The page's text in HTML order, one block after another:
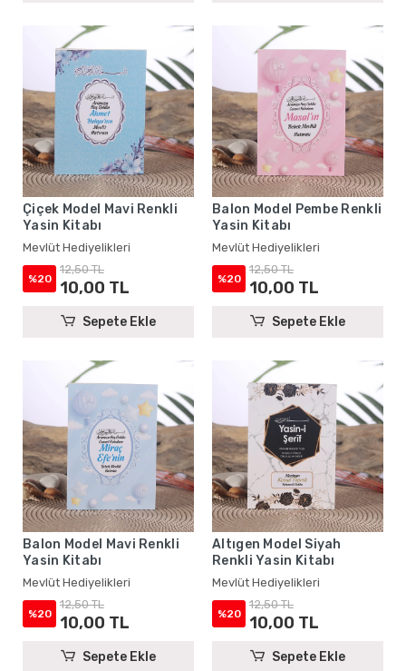
Çiçek Model Mavi Renkli
Yasin Kitabı
Mevlüt Hediyelikleri
%20
12,50 TL
10,00 TL
Sepete Ekle
Balon Model Pembe Renkli
Yasin Kitabı
Mevlüt Hediyelikleri
%20
12,50 TL
10,00 TL
Sepete Ekle
Balon Model Mavi Renkli
Yasin Kitabı
Mevlüt Hediyelikleri
%20
12,50 TL
10,00 TL
Sepete Ekle
Altıgen Model Siyah
Renkli Yasin Kitabı
Mevlüt Hediyelikleri
%20
12,50 TL
10,00 TL
Sepete Ekle